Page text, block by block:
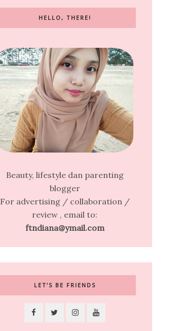
HELLO, THERE!
Beauty, lifestyle dan parenting
blogger
For advertising / collaboration /
review , email to:
ftndiana@ymail.com
LET’S BE FRIENDS